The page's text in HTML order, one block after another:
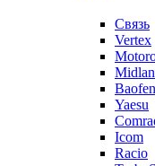
Связь
Vertex
Yaesu
Icom
Racio